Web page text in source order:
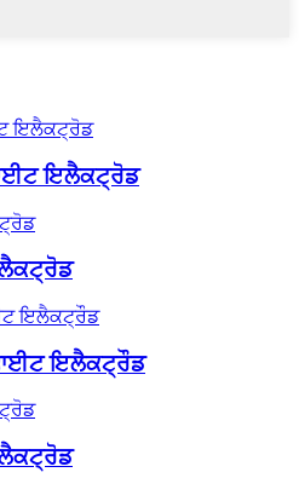
ਇਲੈਕਟ੍ਰੋਡ
ਇਲੈਕਟ੍ਰੌਡ